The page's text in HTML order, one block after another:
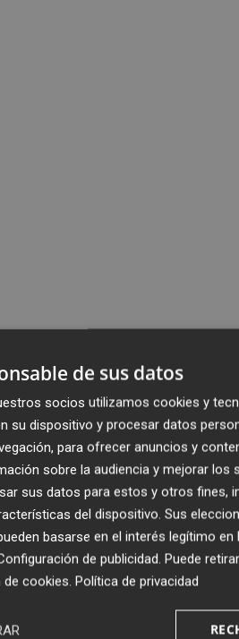
de sus datos
socios utilizamos cookies y
su dispositivo y procesar datos
para ofrecer anuncios y
sobre la audiencia y mejorar los
sus datos para estos y otros fines,
del dispositivo. Sus
basarse en el interés legítimo
de publicidad. Puede
de cookies. Política de privacidad